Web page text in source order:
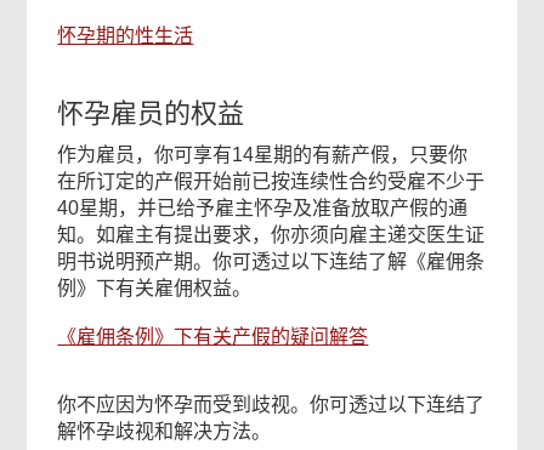
怀孕期的性生活
怀孕雇员的权益
作为雇员，你可享有14星期的有薪产假，只要你
在所订定的产假开始前已按连续性合约受雇不少于
40星期，并已给予雇主怀孕及准备放取产假的通
知。如雇主有提出要求，你亦须向雇主递交医生证
明书说明预产期。你可透过以下连结了解《雇佣条
例》下有关雇佣权益。
《雇佣条例》下有关产假的疑问解答
你不应因为怀孕而受到歧视。你可透过以下连结了
解怀孕歧视和解决方法。